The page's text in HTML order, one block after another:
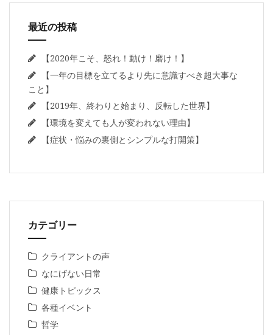
最近の投稿
【2020年こそ、怒れ！動け！磨け！】
【一年の目標を立てるより先に意識すべき超大事な
こと】
【2019年、終わりと始まり、反転した世界】
【環境を変えても人が変われない理由】
【症状・悩みの裏側とシンプルな打開策】
カテゴリー
クライアントの声
なにげない日常
健康トピックス
各種イベント
哲学